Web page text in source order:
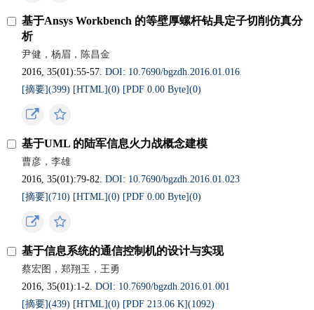
基于Ansys Workbench 的等壁厚螺杆钻具定子切削仿真分
析
尹健，杨眉，陈昌金
2016, 35(01):55-57.DOI: 10.7690/bgzdh.2016.01.016
[摘要](399) [HTML](0) [PDF 0.00 Byte](0)
基于UML 的陆军信息火力战概念建模
曹彦，李雄
2016, 35(01):79-82.DOI: 10.7690/bgzdh.2016.01.023
[摘要](710) [HTML](0) [PDF 0.00 Byte](0)
基于信息系统的通信控制机的设计与实现
蔡宏图，郑翔玉，王勇
2016, 35(01):1-2.DOI: 10.7690/bgzdh.2016.01.001
[摘要](439) [HTML](0) [PDF 213.06 K](1092)